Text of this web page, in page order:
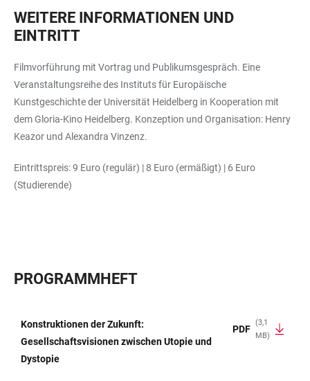
WEITERE INFORMATIONEN UND
EINTRITT
Filmvorführung mit Vortrag und Publikumsgespräch. Eine
Veranstaltungsreihe des Instituts für Europäische
Kunstgeschichte der Universität Heidelberg in Kooperation mit
dem Gloria-Kino Heidelberg. Konzeption und Organisation: Henry
Keazor und Alexandra Vinzenz.
Eintrittspreis: 9 Euro (regulär) | 8 Euro (ermäßigt) | 6 Euro
(Studierende)
PROGRAMMHEFT
TABELLE
Konstruktionen der Zukunft:
Gesellschaftsvisionen zwischen Utopie und
Dystopie
PDF
(3,1
MB)